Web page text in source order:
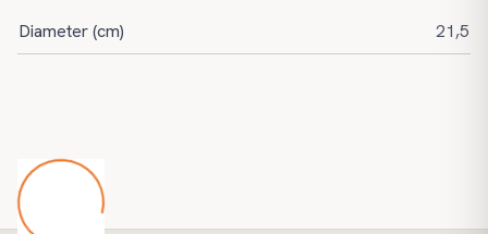
Diameter (cm)
21,5